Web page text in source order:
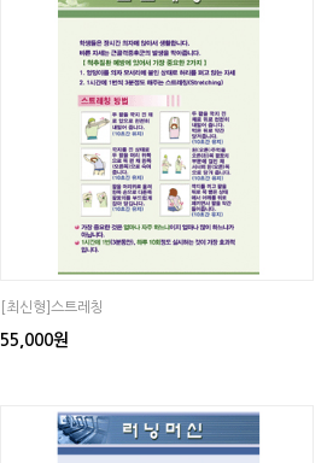
[최신형]스트레칭
55,000원